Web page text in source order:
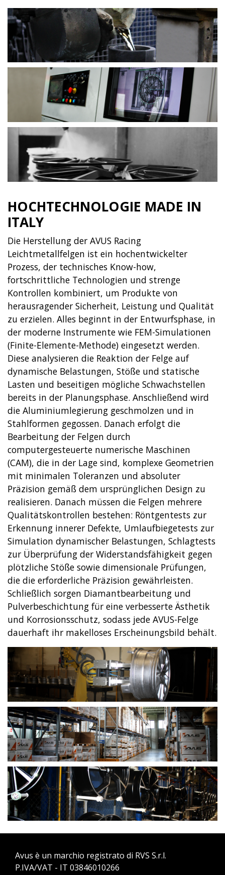
HOCHTECHNOLOGIE MADE IN
ITALY
Die Herstellung der AVUS Racing
Leichtmetallfelgen ist ein hochentwickelter
Prozess, der technisches Know-how,
fortschrittliche Technologien und strenge
Kontrollen kombiniert, um Produkte von
herausragender Sicherheit, Leistung und Qualität
zu erzielen. Alles beginnt in der Entwurfsphase, in
der moderne Instrumente wie FEM-Simulationen
(Finite-Elemente-Methode) eingesetzt werden.
Diese analysieren die Reaktion der Felge auf
dynamische Belastungen, Stöße und statische
Lasten und beseitigen mögliche Schwachstellen
bereits in der Planungsphase. Anschließend wird
die Aluminiumlegierung geschmolzen und in
Stahlformen gegossen. Danach erfolgt die
Bearbeitung der Felgen durch
computergesteuerte numerische Maschinen
(CAM), die in der Lage sind, komplexe Geometrien
mit minimalen Toleranzen und absoluter
Präzision gemäß dem ursprünglichen Design zu
realisieren. Danach müssen die Felgen mehrere
Qualitätskontrollen bestehen: Röntgentests zur
Erkennung innerer Defekte, Umlaufbiegetests zur
Simulation dynamischer Belastungen, Schlagtests
zur Überprüfung der Widerstandsfähigkeit gegen
plötzliche Stöße sowie dimensionale Prüfungen,
die die erforderliche Präzision gewährleisten.
Schließlich sorgen Diamantbearbeitung und
Pulverbeschichtung für eine verbesserte Ästhetik
und Korrosionsschutz, sodass jede AVUS-Felge
dauerhaft ihr makelloses Erscheinungsbild behält.
Avus è un marchio registrato di RVS S.r.l.
P.IVA/VAT - IT 03846010266